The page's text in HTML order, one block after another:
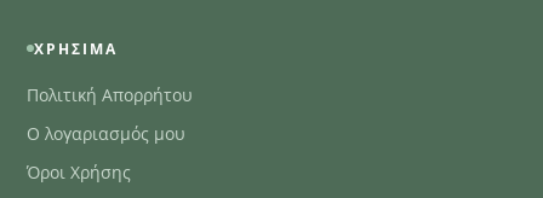
ΧΡΉΣΙΜΑ
Πολιτική Απορρήτου
Ο λογαριασμός μου
Όροι Χρήσης